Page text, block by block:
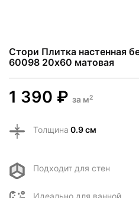
Стори Плитка настенная
60098 20х60 матовая
1 390 ₽ за м2
Толщина 0.9 см
Подходит для стен
Идеально для ванной